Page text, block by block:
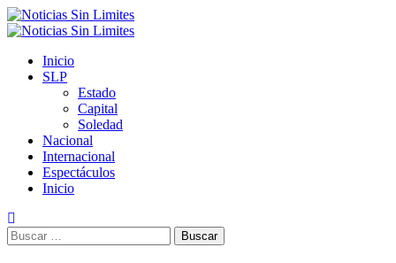
Saltar
al
Menú
Inicio
SLP
Estado
Capital
Soledad
Nacional
Internacional
Espectáculos
Inicio
Buscar: